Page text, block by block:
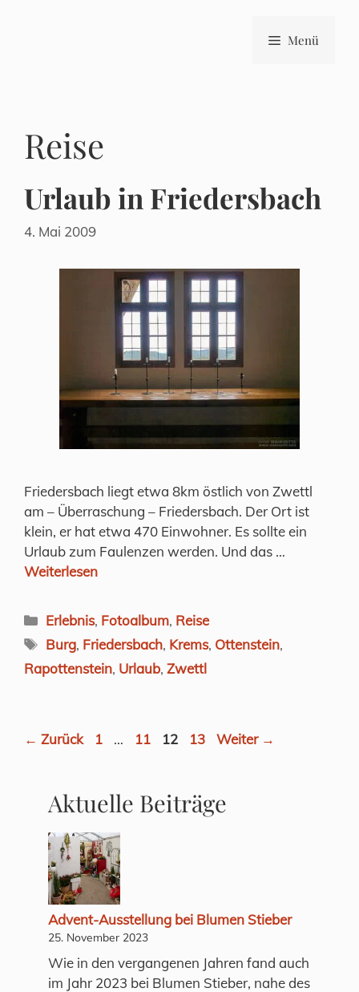
Menü
Reise
Urlaub in Friedersbach
4. Mai 2009
Friedersbach liegt etwa 8km östlich von Zwettl
am – Überraschung – Friedersbach. Der Ort ist
klein, er hat etwa 470 Einwohner. Es sollte ein
Urlaub zum Faulenzen werden. Und das …
Weiterlesen
Kategorien
Erlebnis, Fotoalbum, Reise
Schlagwörter
Burg, Friedersbach, Krems, Ottenstein,
Rapottenstein, Urlaub, Zwettl
← Zurück Seite
1 … Seite
11 Seite
12 Seite
13 Weiter →
Aktuelle Beiträge
Advent-Ausstellung bei Blumen Stieber
25. November 2023
Wie in den vergangenen Jahren fand auch
im Jahr 2023 bei Blumen Stieber, nahe des